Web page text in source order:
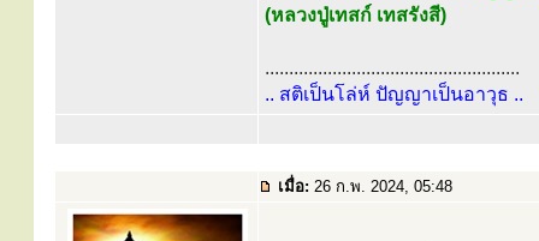
(หลวงปู่เทสก์ เทสรังสี)
.....................................................
.. สติเป็นโล่ห์ ปัญญาเป็นอาวุธ ..
เมื่อ: 26 ก.พ. 2024, 05:48